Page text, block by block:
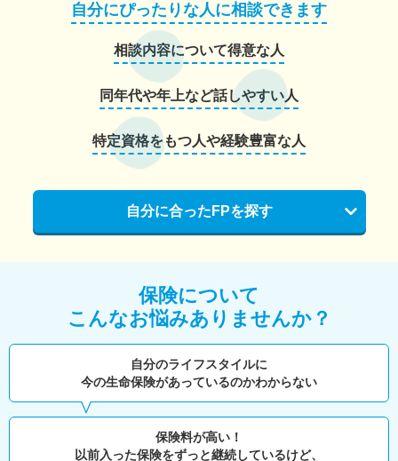
自分にぴったりな人に相談できます
相談内容について得意な人
同年代や年上など話しやすい人
特定資格をもつ人や経験豊富な人
自分に合ったFPを探す
保険について
こんなお悩みありませんか？
自分のライフスタイルに
今の生命保険があっているのかわからない
保険料が高い！
以前入った保険をずっと継続しているけど、